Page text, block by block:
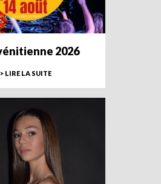
2026
> LIRE LA SUITE